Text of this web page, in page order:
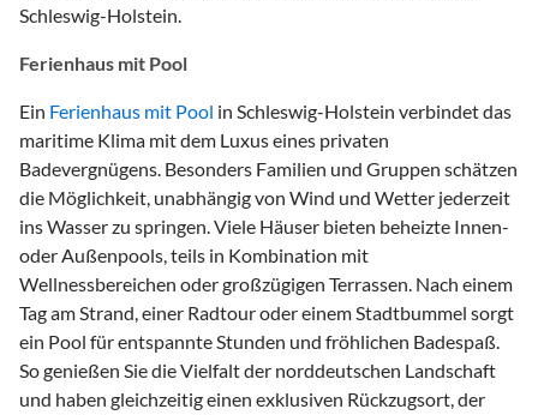
Schleswig-Holstein.
Ferienhaus mit Pool
Ein Ferienhaus mit Pool in Schleswig-Holstein verbindet das
maritime Klima mit dem Luxus eines privaten
Badevergnügens. Besonders Familien und Gruppen schätzen
die Möglichkeit, unabhängig von Wind und Wetter jederzeit
ins Wasser zu springen. Viele Häuser bieten beheizte Innen-
oder Außenpools, teils in Kombination mit
Wellnessbereichen oder großzügigen Terrassen. Nach einem
Tag am Strand, einer Radtour oder einem Stadtbummel sorgt
ein Pool für entspannte Stunden und fröhlichen Badespaß.
So genießen Sie die Vielfalt der norddeutschen Landschaft
und haben gleichzeitig einen exklusiven Rückzugsort, der